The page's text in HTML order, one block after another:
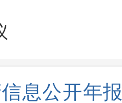
息公开年